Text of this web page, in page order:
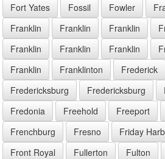
Fort Yates
Fossil Fowler
Franklin
Franklin Franklin
Franklin
Franklin Franklin
Franklin
Franklinton Frederick
Fredericksburg
Fredericksburg
Fredonia
Freehold Freeport
Frenchburg
Fresno Friday
Front Royal
Fullerton Fulton